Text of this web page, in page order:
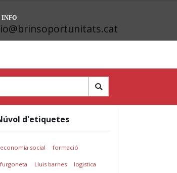
d'etiquetes
economía social formació
furgoneta Lluis barnes logistica
INFO